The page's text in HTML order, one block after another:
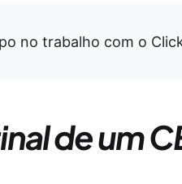
no trabalho com o
de um